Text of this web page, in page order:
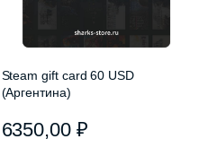
Steam gift card 60 USD
(Аргентина)
6350,00₽